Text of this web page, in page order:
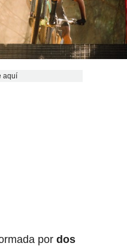
aquí
por dos